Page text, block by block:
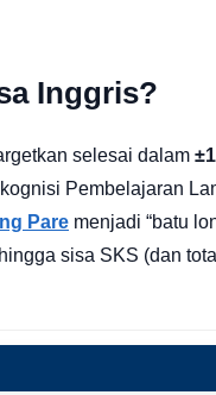
Inggris?
selesai dalam
Pembelajaran
Pare menjadi “batu
sisa SKS (dan